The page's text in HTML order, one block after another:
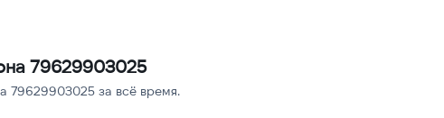
79629903025
79629903025 за всё время.